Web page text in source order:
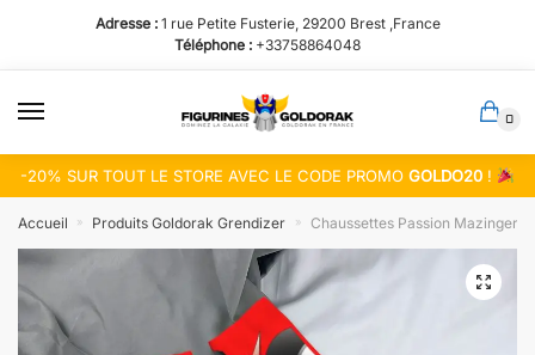
la
navigation
contenu
Adresse : 1 rue Petite Fusterie, 29200 Brest ,France
Téléphone : +33758864048
0
-20% SUR TOUT LE STORE AVEC LE CODE PROMOGOLDO20 !
Accueil » Produits Goldorak Grendizer » Chaussettes Passion Mazinger Z